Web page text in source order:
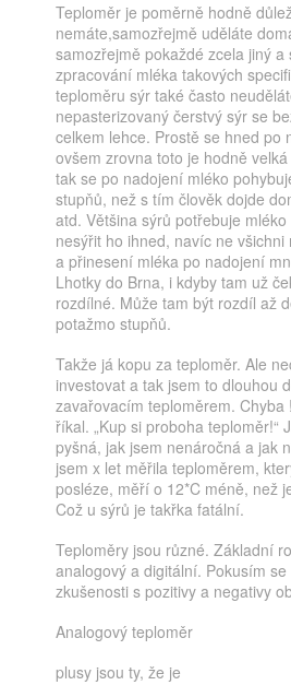
Teploměr je poměrně hodně
nemáte,samozřejmě uděláte
samozřejmě pokaždé zcela jiný
zpracování mléka takových
teploměru sýr také často
nepasterizovaný čerstvý sýr se
celkem lehce. Prostě se hned po
ovšem zrovna toto je hodně
tak se po nadojení mléko
stupňů, než s tím člověk dojde
atd. Většina sýrů potřebuje
nesýřit ho ihned, navíc ne
a přinesení mléka po nadojení
Lhotky do Brna, i kdyby tam už
rozdílné. Může tam být rozdíl až
potažmo stupňů.
Takže já kopu za teploměr. Ale
investovat a tak jsem to dlouhou
zavařovacím teploměrem. Chyba
říkal. „Kup si proboha teploměr!“
pyšná, jak jsem nenáročná a jak
jsem x let měřila teploměrem,
posléze, měří o 12*C méně, než
Což u sýrů je takřka fatální.
Teploměry jsou různé. Základní
analogový a digitální. Pokusím se
zkušenosti s pozitivy a negativy
Analogový teploměr
plusy jsou ty, že je